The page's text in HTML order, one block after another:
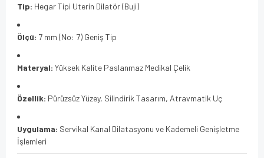
Tip: Hegar Tipi Uterin Dilatör (Buji)
Ölçü: 7 mm (No: 7) Geniş Tip
Materyal: Yüksek Kalite Paslanmaz Medikal Çelik
Özellik: Pürüzsüz Yüzey, Silindirik Tasarım, Atravmatik Uç
Uygulama: Servikal Kanal Dilatasyonu ve Kademeli Genişletme
İşlemleri